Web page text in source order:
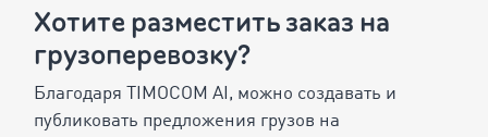
Хотите разместить заказ на
грузоперевозку?
Благодаря TIMOCOM AI, можно создавать и
публиковать предложения грузов на